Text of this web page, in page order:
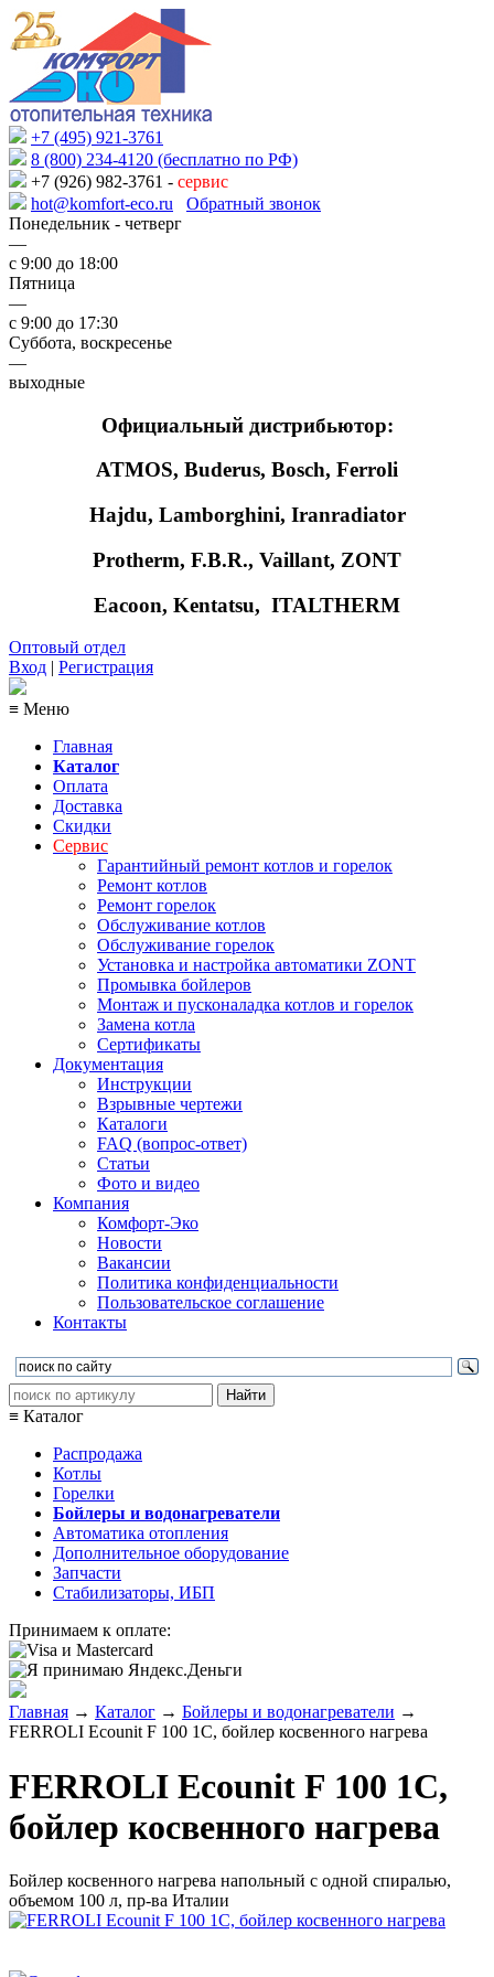
+7 (495) 921-3761
8 (800) 234-4120 (бесплатно по РФ)
+7 (926) 982-3761 - сервис
hot@komfort-eco.ru
Обратный звонок
Понедельник - четверг
—
с 9:00 до 18:00
Пятница
—
с 9:00 до 17:30
Суббота, воскресенье
—
выходные
Официальный дистрибьютор:
ATMOS, Buderus, Bosch, Ferroli
Hajdu, Lamborghini, Iranradiator
Protherm, F.B.R., Vaillant, ZONT
Eacoon, Kentatsu, ITALTHERM
Оптовый отдел
Вход | Регистрация
≡ Меню
Главная
Каталог
Оплата
Доставка
Скидки
Сервис
Гарантийный ремонт котлов и горелок
Ремонт котлов
Ремонт горелок
Обслуживание котлов
Обслуживание горелок
Установка и настройка автоматики ZONT
Промывка бойлеров
Монтаж и пусконаладка котлов и горелок
Замена котла
Сертификаты
Документация
Инструкции
Взрывные чертежи
Каталоги
FAQ (вопрос-ответ)
Статьи
Фото и видео
Компания
Комфорт-Эко
Новости
Вакансии
Политика конфиденциальности
Пользовательское соглашение
Контакты
≡ Каталог
Распродажа
Котлы
Горелки
Бойлеры и водонагреватели
Автоматика отопления
Дополнительное оборудование
Запчасти
Стабилизаторы, ИБП
Принимаем к оплате:
Главная → Каталог → Бойлеры и водонагреватели →
FERROLI Ecounit F 100 1C, бойлер косвенного нагрева
FERROLI Ecounit F 100 1C,
бойлер косвенного нагрева
Бойлер косвенного нагрева напольный с одной спиралью,
объемом 100 л, пр-ва Италии